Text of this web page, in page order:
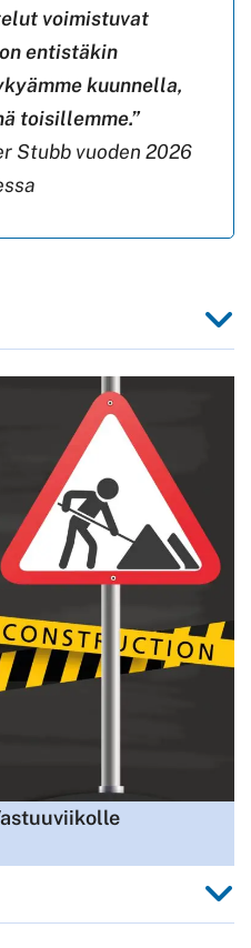
voimistuvat
entistäkin
kuunnella,
toisillemme.”
Stubb vuoden 2026